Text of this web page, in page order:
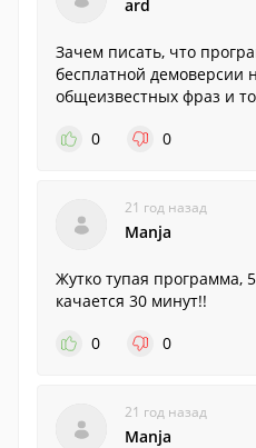
ard
Зачем писать, что
бесплатной демоверсии
общеизвестных фраз и
0
0
21 год назад
Manja
Жутко тупая программа,
качается 30 минут!!
0
0
21 год назад
Manja